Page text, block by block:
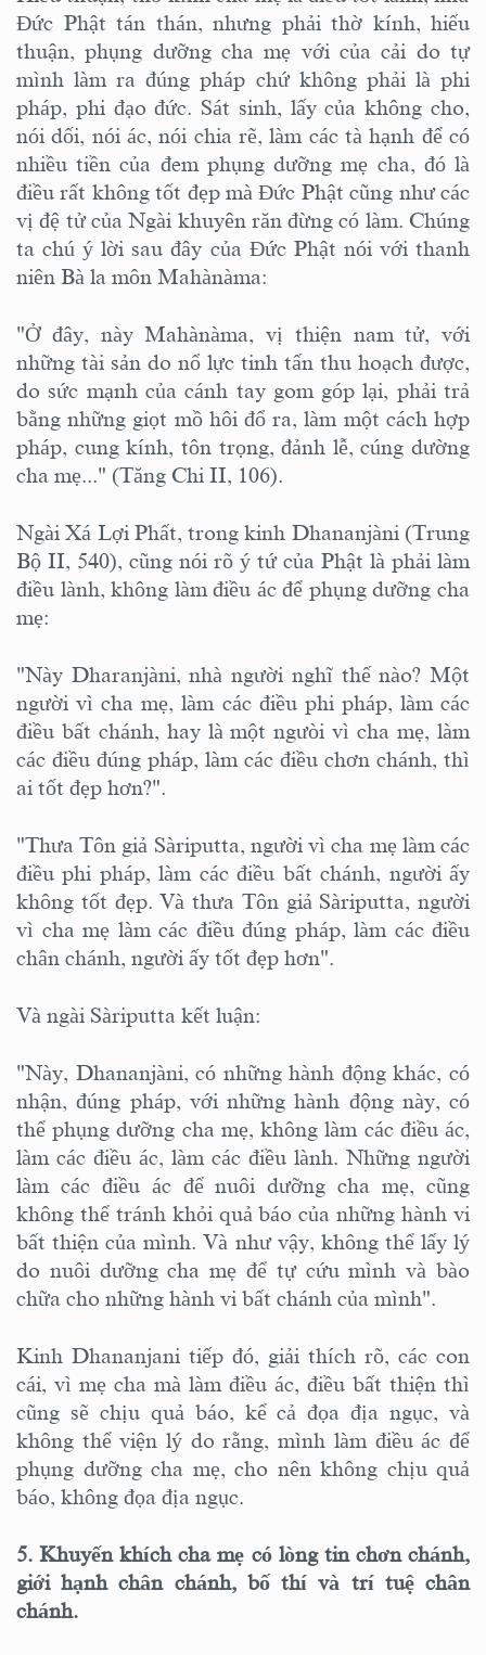
Đức Phật tán thán, nhưng phải thờ kính, hiếu
thuận, phụng dưỡng cha mẹ với của cải do tự
mình làm ra đúng pháp chứ không phải là phi
pháp, phi đạo đức. Sát sinh, lấy của không cho,
nói dối, nói ác, nói chia rẽ, làm các tà hạnh để có
nhiều tiền của đem phụng dưỡng mẹ cha, đó là
điều rất không tốt đẹp mà Đức Phật cũng như các
vị đệ tử của Ngài khuyên răn đừng có làm. Chúng
ta chú ý lời sau đây của Đức Phật nói với thanh
niên Bà la môn Mahànàma:
"Ở đây, này Mahànàma, vị thiện nam tử, với
những tài sản do nổ lực tinh tấn thu hoạch được,
do sức mạnh của cánh tay gom góp lại, phải trả
bằng những giọt mồ hôi đổ ra, làm một cách hợp
pháp, cung kính, tôn trọng, đảnh lễ, cúng dường
cha mẹ..." (Tăng Chi II, 106).
Ngài Xá Lợi Phất, trong kinh Dhananjàni (Trung
Bộ II, 540), cũng nói rõ ý tứ của Phật là phải làm
điều lành, không làm điều ác để phụng dưỡng cha
mẹ:
"Này Dharanjàni, nhà người nghĩ thế nào? Một
người vì cha mẹ, làm các điều phi pháp, làm các
điều bất chánh, hay là một ngưòi vì cha mẹ, làm
các điều đúng pháp, làm các điều chơn chánh, thì
ai tốt đẹp hơn?".
"Thưa Tôn giả Sàriputta, người vì cha mẹ làm các
điều phi pháp, làm các điều bất chánh, người ấy
không tốt đẹp. Và thưa Tôn giả Sàriputta, người
vì cha mẹ làm các điều đúng pháp, làm các điều
chân chánh, người ấy tốt đẹp hơn".
Và ngài Sàriputta kết luận:
"Này, Dhananjàni, có những hành động khác, có
nhận, đúng pháp, với những hành động này, có
thể phụng dưỡng cha mẹ, không làm các điều ác,
làm các điều ác, làm các điều lành. Những người
làm các điều ác để nuôi dưỡng cha mẹ, cũng
không thể tránh khỏi quả báo của những hành vi
bất thiện của mình. Và như vậy, không thể lấy lý
do nuôi dưỡng cha mẹ để tự cứu mình và bào
chữa cho những hành vi bất chánh của mình".
Kinh Dhananjani tiếp đó, giải thích rõ, các con
cái, vì mẹ cha mà làm điều ác, điều bất thiện thì
cũng sẽ chịu quả báo, kể cả đọa địa ngục, và
không thể viện lý do rằng, mình làm điều ác để
phụng dưỡng cha mẹ, cho nên không chịu quả
báo, không đọa địa ngục.
5. Khuyến khích cha mẹ có lòng tin chơn chánh,
giới hạnh chân chánh, bố thí và trí tuệ chân
chánh.